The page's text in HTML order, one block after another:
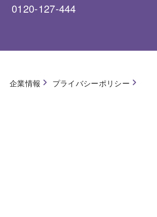
0120-127-444
企業情報 プライバシーポリシー